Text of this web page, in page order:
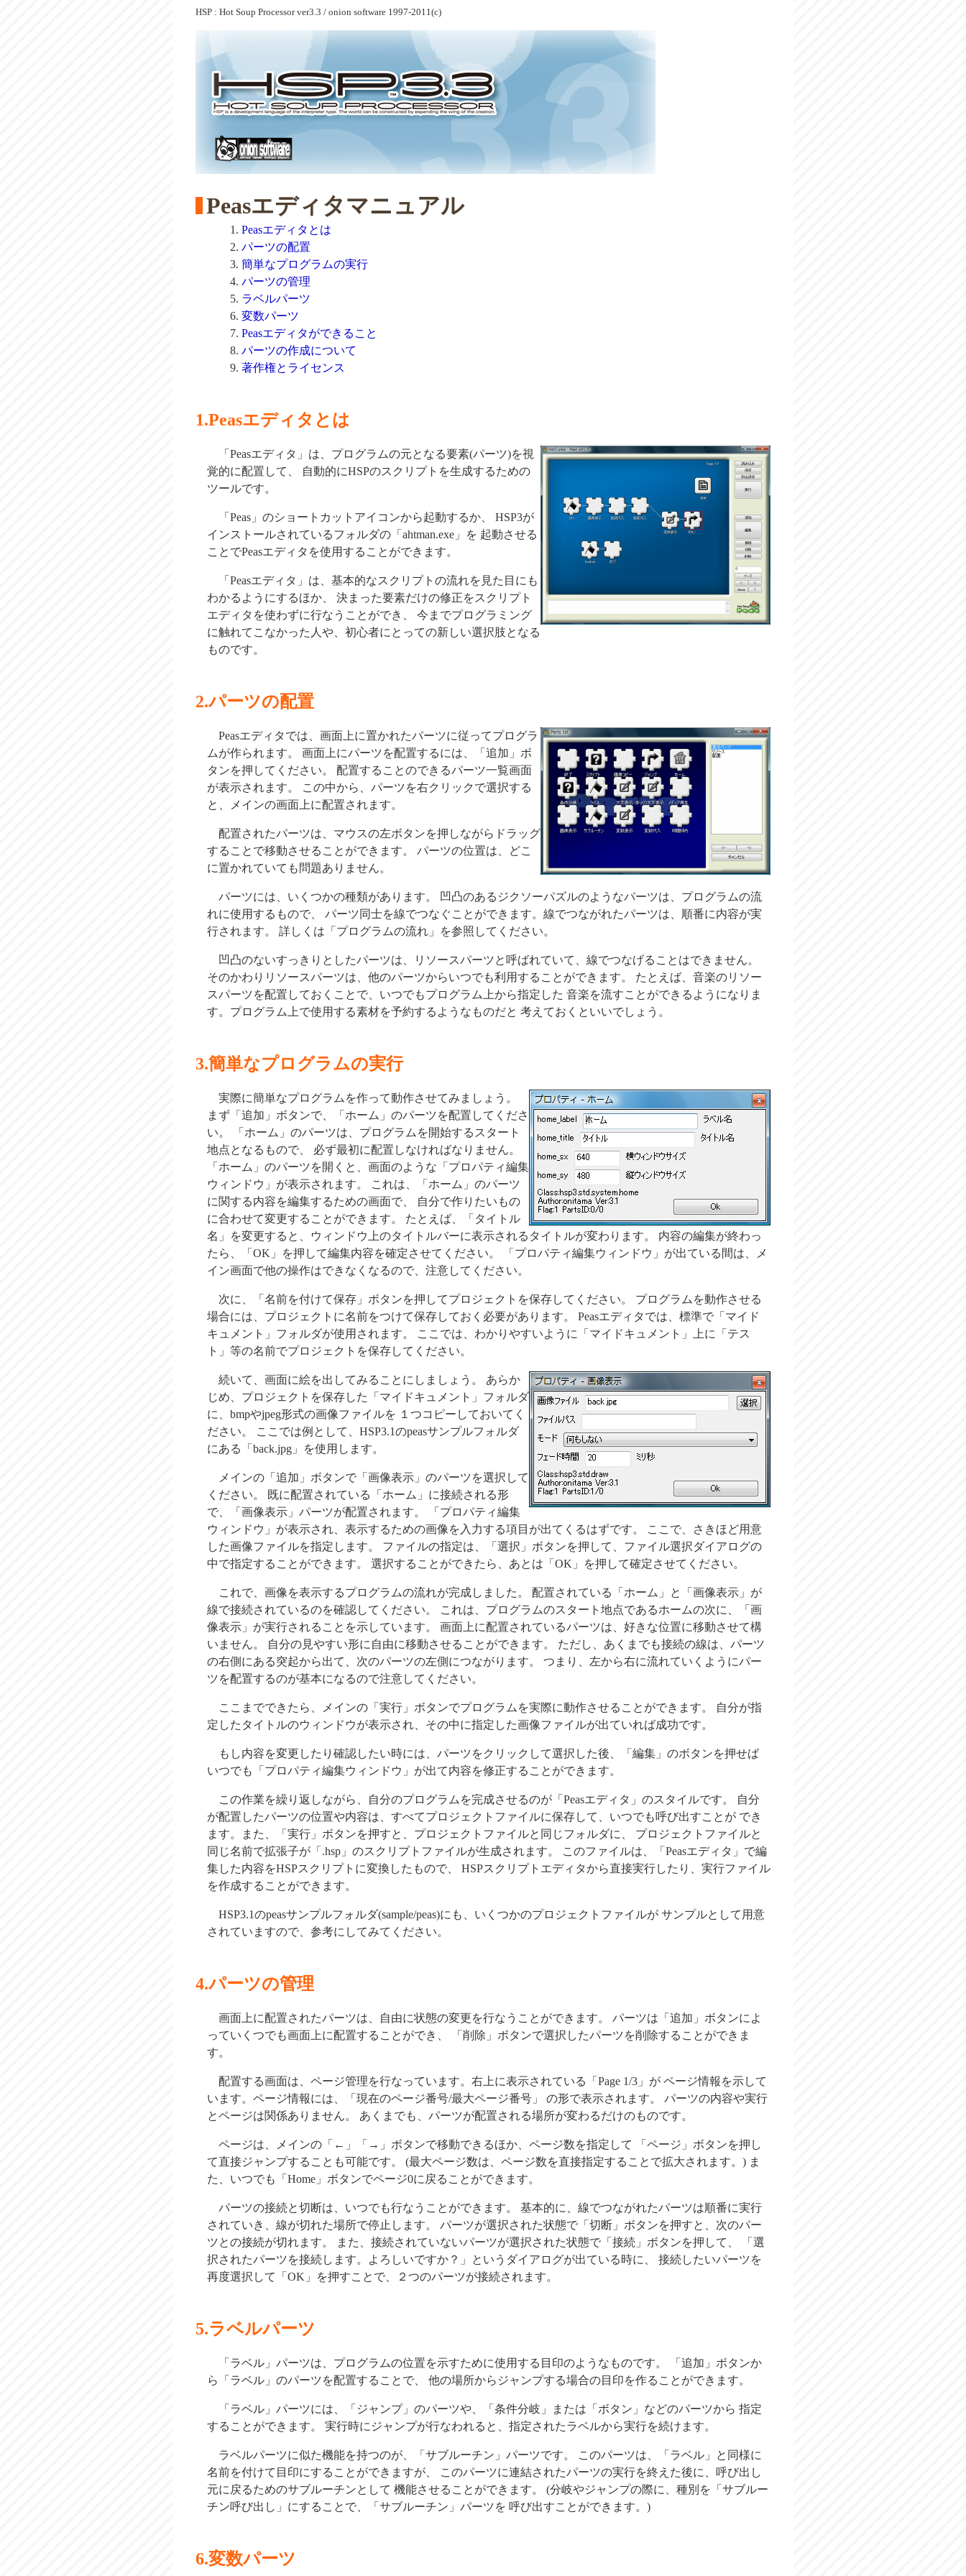
HSP : Hot Soup Processor ver3.3 / onion software 1997-2011(c)
Peasエディタマニュアル
Peasエディタとは
パーツの配置
簡単なプログラムの実行
パーツの管理
ラベルパーツ
変数パーツ
Peasエディタができること
パーツの作成について
著作権とライセンス
Peasエディタとは
「Peasエディタ」は、プログラムの元となる要素(パーツ)を視
覚的に配置して、 自動的にHSPのスクリプトを生成するための
ツールです。
「Peas」のショートカットアイコンから起動するか、 HSP3が
インストールされているフォルダの「ahtman.exe」を 起動させる
ことでPeasエディタを使用することができます。
「Peasエディタ」は、基本的なスクリプトの流れを見た目にも
わかるようにするほか、 決まった要素だけの修正をスクリプト
エディタを使わずに行なうことができ、 今までプログラミング
に触れてこなかった人や、初心者にとっての新しい選択肢となる
ものです。
パーツの配置
Peasエディタでは、画面上に置かれたパーツに従ってプログラ
ムが作られます。 画面上にパーツを配置するには、「追加」ボ
タンを押してください。 配置することのできるパーツ一覧画面
が表示されます。 この中から、パーツを右クリックで選択する
と、メインの画面上に配置されます。
配置されたパーツは、マウスの左ボタンを押しながらドラッグ
することで移動させることができます。 パーツの位置は、どこ
に置かれていても問題ありません。
パーツには、いくつかの種類があります。 凹凸のあるジクソーパズルのようなパーツは、プログラムの流
れに使用するもので、 パーツ同士を線でつなぐことができます。線でつながれたパーツは、順番に内容が実
行されます。 詳しくは「プログラムの流れ」を参照してください。
凹凸のないすっきりとしたパーツは、リソースパーツと呼ばれていて、線でつなげることはできません。
そのかわりリソースパーツは、他のパーツからいつでも利用することができます。 たとえば、音楽のリソー
スパーツを配置しておくことで、いつでもプログラム上から指定した 音楽を流すことができるようになりま
す。プログラム上で使用する素材を予約するようなものだと 考えておくといいでしょう。
簡単なプログラムの実行
実際に簡単なプログラムを作って動作させてみましょう。
まず「追加」ボタンで、「ホーム」のパーツを配置してくださ
い。 「ホーム」のパーツは、プログラムを開始するスタート
地点となるもので、 必ず最初に配置しなければなりません。
「ホーム」のパーツを開くと、画面のような「プロパティ編集
ウィンドウ」が表示されます。 これは、「ホーム」のパーツ
に関する内容を編集するための画面で、 自分で作りたいもの
に合わせて変更することができます。 たとえば、「タイトル
名」を変更すると、ウィンドウ上のタイトルバーに表示されるタイトルが変わります。 内容の編集が終わっ
たら、「OK」を押して編集内容を確定させてください。 「プロパティ編集ウィンドウ」が出ている間は、メ
イン画面で他の操作はできなくなるので、注意してください。
次に、「名前を付けて保存」ボタンを押してプロジェクトを保存してください。 プログラムを動作させる
場合には、プロジェクトに名前をつけて保存しておく必要があります。 Peasエディタでは、標準で「マイド
キュメント」フォルダが使用されます。 ここでは、わかりやすいように「マイドキュメント」上に「テス
ト」等の名前でプロジェクトを保存してください。
続いて、画面に絵を出してみることにしましょう。 あらか
じめ、プロジェクトを保存した「マイドキュメント」フォルダ
に、bmpやjpeg形式の画像ファイルを １つコピーしておいてく
ださい。 ここでは例として、HSP3.1のpeasサンプルフォルダ
にある「back.jpg」を使用します。
メインの「追加」ボタンで「画像表示」のパーツを選択して
ください。 既に配置されている「ホーム」に接続される形
で、「画像表示」パーツが配置されます。 「プロパティ編集
ウィンドウ」が表示され、表示するための画像を入力する項目が出てくるはずです。 ここで、さきほど用意
した画像ファイルを指定します。 ファイルの指定は、「選択」ボタンを押して、ファイル選択ダイアログの
中で指定することができます。 選択することができたら、あとは「OK」を押して確定させてください。
これで、画像を表示するプログラムの流れが完成しました。 配置されている「ホーム」と「画像表示」が
線で接続されているのを確認してください。 これは、プログラムのスタート地点であるホームの次に、「画
像表示」が実行されることを示しています。 画面上に配置されているパーツは、好きな位置に移動させて構
いません。 自分の見やすい形に自由に移動させることができます。 ただし、あくまでも接続の線は、パーツ
の右側にある突起から出て、次のパーツの左側につながります。 つまり、左から右に流れていくようにパー
ツを配置するのが基本になるので注意してください。
ここまでできたら、メインの「実行」ボタンでプログラムを実際に動作させることができます。 自分が指
定したタイトルのウィンドウが表示され、その中に指定した画像ファイルが出ていれば成功です。
もし内容を変更したり確認したい時には、パーツをクリックして選択した後、「編集」のボタンを押せば
いつでも「プロパティ編集ウィンドウ」が出て内容を修正することができます。
この作業を繰り返しながら、自分のプログラムを完成させるのが「Peasエディタ」のスタイルです。 自分
が配置したパーツの位置や内容は、すべてプロジェクトファイルに保存して、いつでも呼び出すことが でき
ます。また、「実行」ボタンを押すと、プロジェクトファイルと同じフォルダに、 プロジェクトファイルと
同じ名前で拡張子が「.hsp」のスクリプトファイルが生成されます。 このファイルは、「Peasエディタ」で編
集した内容をHSPスクリプトに変換したもので、 HSPスクリプトエディタから直接実行したり、実行ファイル
を作成することができます。
HSP3.1のpeasサンプルフォルダ(sample/peas)にも、いくつかのプロジェクトファイルが サンプルとして用意
されていますので、参考にしてみてください。
パーツの管理
画面上に配置されたパーツは、自由に状態の変更を行なうことができます。 パーツは「追加」ボタンによ
っていくつでも画面上に配置することができ、 「削除」ボタンで選択したパーツを削除することができま
す。
配置する画面は、ページ管理を行なっています。右上に表示されている「Page 1/3」が ページ情報を示して
います。ページ情報には、「現在のページ番号/最大ページ番号」 の形で表示されます。 パーツの内容や実行
とページは関係ありません。 あくまでも、パーツが配置される場所が変わるだけのものです。
ページは、メインの「←」「→」ボタンで移動できるほか、ページ数を指定して 「ページ」ボタンを押し
て直接ジャンプすることも可能です。 (最大ページ数は、ページ数を直接指定することで拡大されます。) ま
た、いつでも「Home」ボタンでページ0に戻ることができます。
パーツの接続と切断は、いつでも行なうことができます。 基本的に、線でつながれたパーツは順番に実行
されていき、線が切れた場所で停止します。 パーツが選択された状態で「切断」ボタンを押すと、次のパー
ツとの接続が切れます。 また、接続されていないパーツが選択された状態で「接続」ボタンを押して、 「選
択されたパーツを接続します。よろしいですか？」というダイアログが出ている時に、 接続したいパーツを
再度選択して「OK」を押すことで、２つのパーツが接続されます。
ラベルパーツ
「ラベル」パーツは、プログラムの位置を示すために使用する目印のようなものです。 「追加」ボタンか
ら「ラベル」のパーツを配置することで、 他の場所からジャンプする場合の目印を作ることができます。
「ラベル」パーツには、「ジャンプ」のパーツや、「条件分岐」または「ボタン」などのパーツから 指定
することができます。 実行時にジャンプが行なわれると、指定されたラベルから実行を続けます。
ラベルパーツに似た機能を持つのが、「サブルーチン」パーツです。 このパーツは、「ラベル」と同様に
名前を付けて目印にすることができますが、 このパーツに連結されたパーツの実行を終えた後に、呼び出し
元に戻るためのサブルーチンとして 機能させることができます。 (分岐やジャンプの際に、種別を「サブルー
チン呼び出し」にすることで、「サブルーチン」パーツを 呼び出すことができます。)
変数パーツ